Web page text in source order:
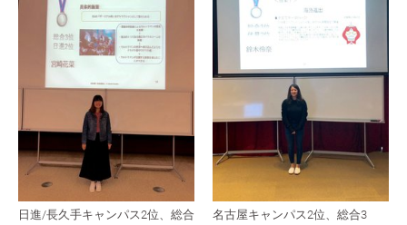
日進/長久手キャンパス2位、総合
名古屋キャンパス2位、総合3